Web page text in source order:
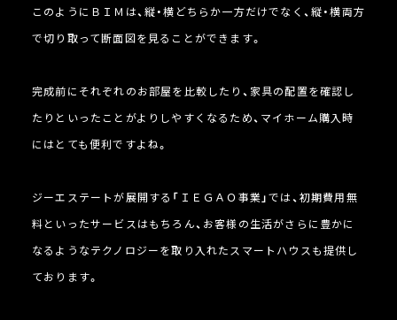
このようにＢＩＭは、縦・横どちらか一方だけでなく、縦・横両方
で切り取って断面図を見ることができます。
完成前にそれぞれのお部屋を比較したり、家具の配置を確認し
たりといったことがよりしやすくなるため、マイホーム購入時
にはとても便利ですよね。
ジーエステートが展開する「ＩＥＧＡＯ事業」では、初期費用無
料といったサービスはもちろん、お客様の生活がさらに豊かに
なるようなテクノロジーを取り入れたスマートハウスも提供し
ております。